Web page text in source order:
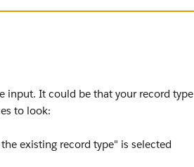
input. It could be that your record type
to look:
existing record type" is selected